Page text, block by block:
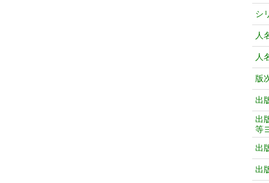
シ
人
人
版
出
出
等
出
出